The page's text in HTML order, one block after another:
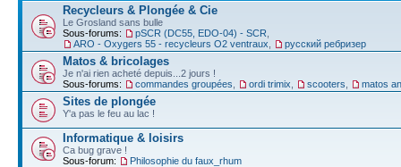
Recycleurs & Plongée & Cie
Le Grosland sans bulle
Sous-forums:
pSCR (DC55, EDO-04) - SCR
ARO - Oxygers 55 - recycleurs O2 ventraux
русский ребризер
Matos & bricolages
Je n'ai rien acheté depuis...2 jours !
Sous-forums:
commandes groupées ordi trimix scooters matos
Sites de plongée
Y'a pas le feu au lac !
Informatique & loisirs
Ca bug grave !
Sous-forum:
Philosophie du faux_rhum